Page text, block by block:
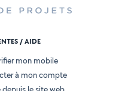
/ AIDE
mon mobile
à mon compte